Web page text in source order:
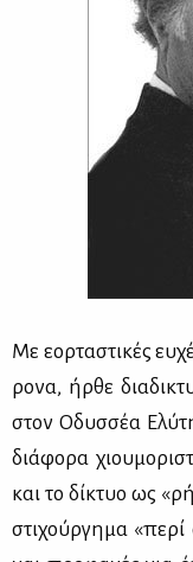
Με εορ­τα­στι­κές
ρο­να, ήρ­θε
στον Οδυσ­σέα
διά­φο­ρα
και το δί­κτυο ως
στι­χούρ­γη­μα «πε­ρί